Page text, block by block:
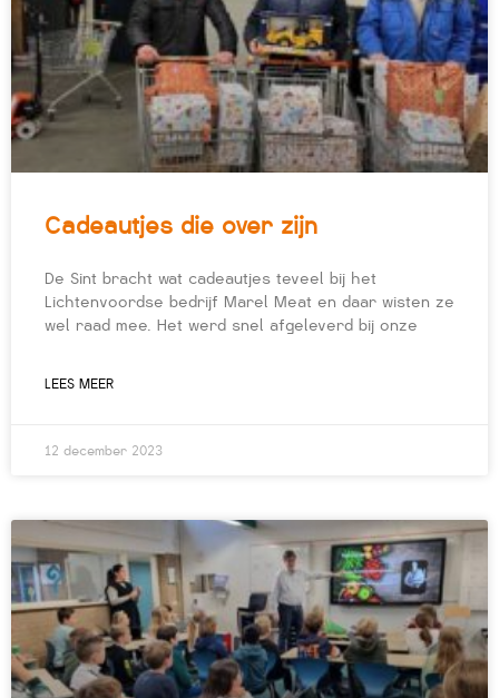
Cadeautjes die over zijn
De Sint bracht wat cadeautjes teveel bij het
Lichtenvoordse bedrijf Marel Meat en daar wisten ze
wel raad mee. Het werd snel afgeleverd bij onze
LEES MEER
12 december 2023